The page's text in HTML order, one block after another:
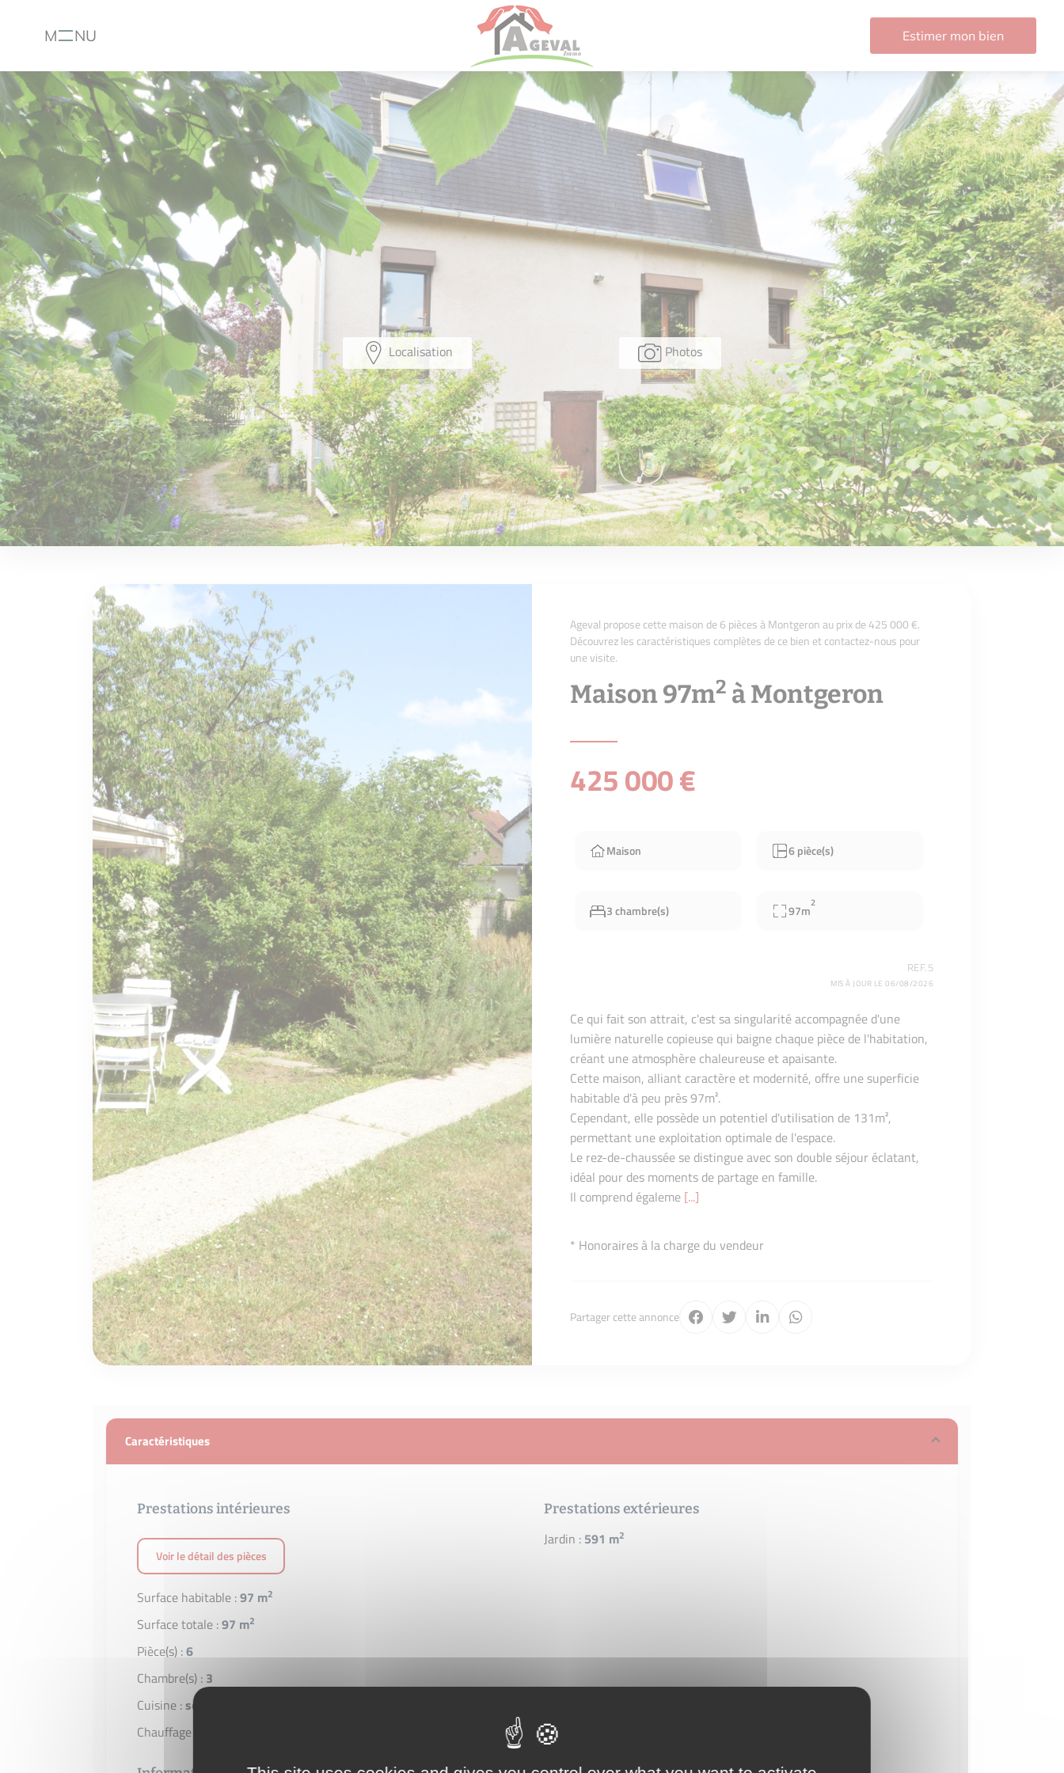
M
Menu
NU Estimer mon bien
Photos
Localisation
Ageval propose cette maison de 6 pièces à Montgeron au prix de 425 000 €.
Découvrez les caractéristiques complètes de ce bien et contactez-nous pour
une visite.
Maison 97m2 à Montgeron
425 000 €
Maison 6 pièce(s)
3 chambre(s) 97m2
REF.5
MIS À JOUR LE 06/08/2026
Ce qui fait son attrait, c'est sa singularité accompagnée d'une
lumière naturelle copieuse qui baigne chaque pièce de l'habitation,
créant une atmosphère chaleureuse et apaisante.
Cette maison, alliant caractère et modernité, offre une superficie
habitable d'à peu près 97m².
Cependant, elle possède un potentiel d'utilisation de 131m²,
permettant une exploitation optimale de l'espace.
Le rez-de-chaussée se distingue avec son double séjour éclatant,
idéal pour des moments de partage en famille.
Il comprend égaleme [...]
* Honoraires à la charge du vendeur
Partager cette annonce
Caractéristiques
Prestations intérieures
Voir le détail des pièces
Surface habitable :97 m2
Surface totale :97 m2
Pièce(s) :6
Chambre(s) : 3
Cuisine :séparée
Chauffage :
Prestations extérieures
Jardin : 591 m2